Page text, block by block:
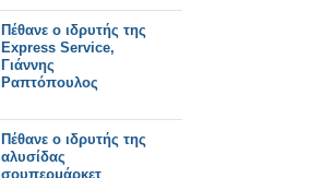
Πέθανε ο ιδρυτής της
Express Service,
Γιάννης
Ραπτόπουλος
Πέθανε ο ιδρυτής της
αλυσίδας
σουπερμάρκετ